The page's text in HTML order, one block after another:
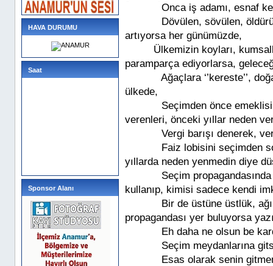
HAVA DURUMU
Saat
Sponsor Alanı
Onca iş adamı, esnaf
Dövülen, sövülen,
artıyorsa her günümüzde,
Ülkemizin koyları,
paramparça ediyorlarsa,
Ağaçlara ‘’kereste’’,
ülkede,
Seçimden önce
verenleri, önceki yıllar neden
Vergi barışı denerek,
Faiz lobisini seçimden
yıllarda neden yenmedin diye
Seçim
kullanıp, kimisi sadece kendi
Bir de üstüne üstlük,
propagandası yer buluyorsa
Eh daha ne olsun be
Seçim meydanlarına
Esas olarak senin